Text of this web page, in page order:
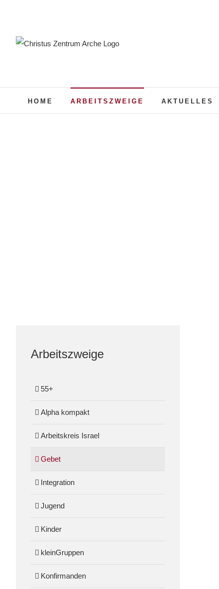
springen
HOME ARBEITSZWEIGE AKTUELLES
Arbeitszweige
55+
Alpha kompakt
Arbeitskreis Israel
Gebet
Integration
Jugend
Kinder
kleinGruppen
Konfirmanden